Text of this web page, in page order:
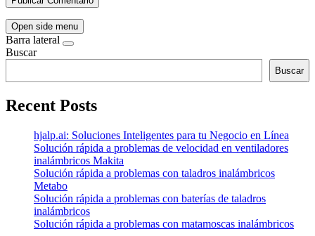
Open side menu
Barra lateral
Buscar
Buscar
Recent Posts
hjalp.ai: Soluciones Inteligentes para tu Negocio en Línea
Solución rápida a problemas de velocidad en ventiladores
inalámbricos Makita
Solución rápida a problemas con taladros inalámbricos
Metabo
Solución rápida a problemas con baterías de taladros
inalámbricos
Solución rápida a problemas con matamoscas inalámbricos